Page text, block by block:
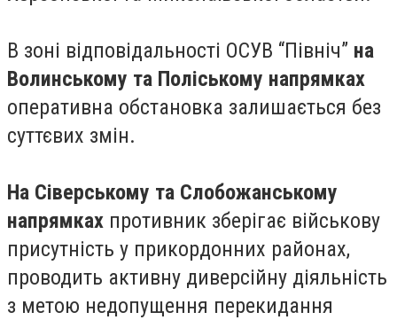
В зоні відповідальності ОСУВ “Північ” на
Волинському та Поліському напрямках
оперативна обстановка залишається без
суттєвих змін.
На Сіверському та Слобожанському
напрямках противник зберігає військову
присутність у прикордонних районах,
проводить активну диверсійну діяльність
з метою недопущення перекидання